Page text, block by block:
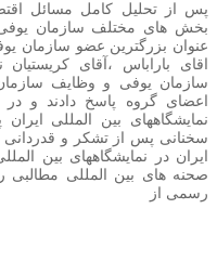
پس از تحلیل کامل مسائل
بخش های مختلف سازمان یوفی
عنوان بزرگترین عضو سازمان
اقای باراباس ،آقای
سازمان یوفی و وظایف سازمان
اعضای گروه پاسخ دادند و
نمایشگاههای بین المللی
سخنانی پس از تشکر و قدردانی
ایران در نمایشگاههای بین
صحنه های بین المللی مطالبی
رسمی از